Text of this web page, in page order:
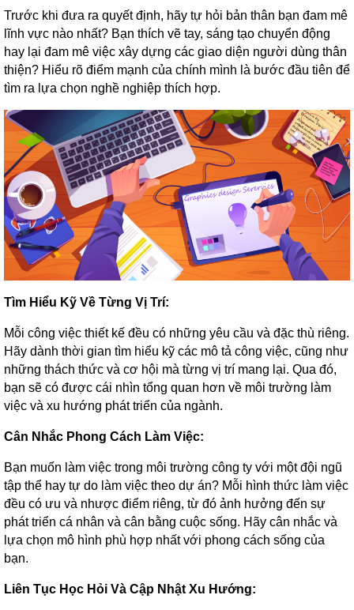
Trước khi đưa ra quyết định, hãy tự hỏi bản thân bạn đam mê
lĩnh vực nào nhất? Bạn thích vẽ tay, sáng tạo chuyển động
hay lại đam mê việc xây dựng các giao diện người dùng thân
thiện? Hiểu rõ điểm mạnh của chính mình là bước đầu tiên để
tìm ra lựa chọn nghề nghiệp thích hợp.
Tìm Hiểu Kỹ Về Từng Vị Trí:
Mỗi công việc thiết kế đều có những yêu cầu và đặc thù riêng.
Hãy dành thời gian tìm hiểu kỹ các mô tả công việc, cũng như
những thách thức và cơ hội mà từng vị trí mang lại. Qua đó,
bạn sẽ có được cái nhìn tổng quan hơn về môi trường làm
việc và xu hướng phát triển của ngành.
Cân Nhắc Phong Cách Làm Việc:
Bạn muốn làm việc trong môi trường công ty với một đội ngũ
tập thể hay tự do làm việc theo dự án? Mỗi hình thức làm việc
đều có ưu và nhược điểm riêng, từ đó ảnh hưởng đến sự
phát triển cá nhân và cân bằng cuộc sống. Hãy cân nhắc và
lựa chọn mô hình phù hợp nhất với phong cách sống của
bạn.
Liên Tục Học Hỏi Và Cập Nhật Xu Hướng: